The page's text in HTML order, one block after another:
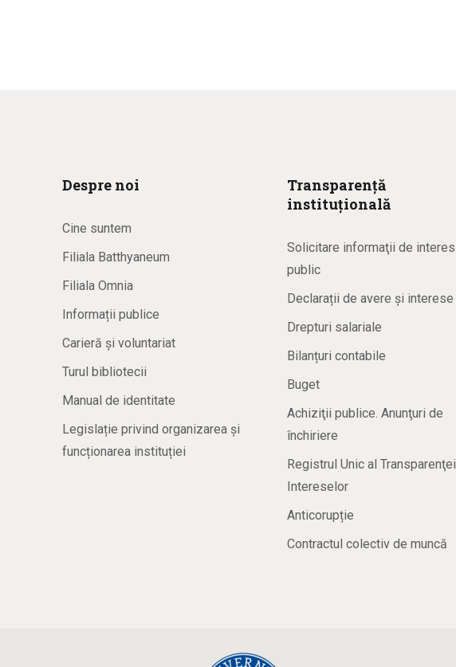
Despre noi
Cine suntem
Filiala Batthyaneum
Filiala Omnia
Informații publice
Carieră și voluntariat
Turul bibliotecii
Manual de identitate
Legislație privind organizarea și
funcționarea instituției
Transparență
instituțională
Solicitare informaţii de interes
public
Declarații de avere și interese
Drepturi salariale
Bilanțuri contabile
Buget
Achiziţii publice. Anunţuri de
închiriere
Registrul Unic al Transparenţei
Intereselor
Anticorupție
Contractul colectiv de muncă